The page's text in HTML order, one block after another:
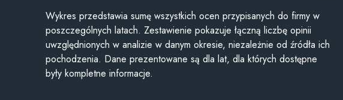
Wykres przedstawia sumę wszystkich ocen przypisanych do firmy w
poszczególnych latach. Zestawienie pokazuje łączną liczbę opinii
uwzględnionych w analizie w danym okresie, niezależnie od źródła ich
pochodzenia. Dane prezentowane są dla lat, dla których dostępne
były kompletne informacje.